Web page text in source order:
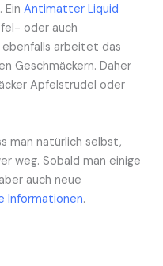
EinAntimatter Liquid
oder auch
ebenfalls arbeitet das
Geschmäckern. Daher
Apfelstrudel oder
man natürlich selbst,
weg. Sobald man einige
auch neue
Informationen.